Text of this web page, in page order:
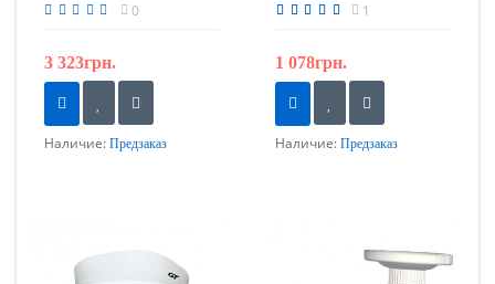
0
3 323грн.
Наличие: Предзаказ
1
1 078грн.
Наличие: Предзаказ